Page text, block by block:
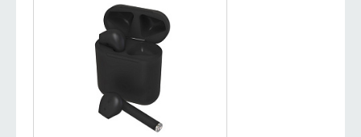
УТОЧНИТЬ НАЛИЧИЕ